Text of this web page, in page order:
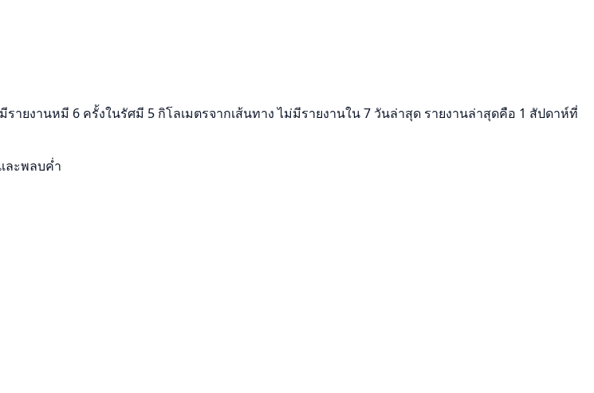
ายงานหมี 6 ครั้งในรัศมี 5 กิโลเมตรจากเส้นทาง ไม่มีรายงานใน 7 วันล่าสุด รายงานล่าสุดคือ 1 สัปดาห์ที่
ละพลบค่ำ